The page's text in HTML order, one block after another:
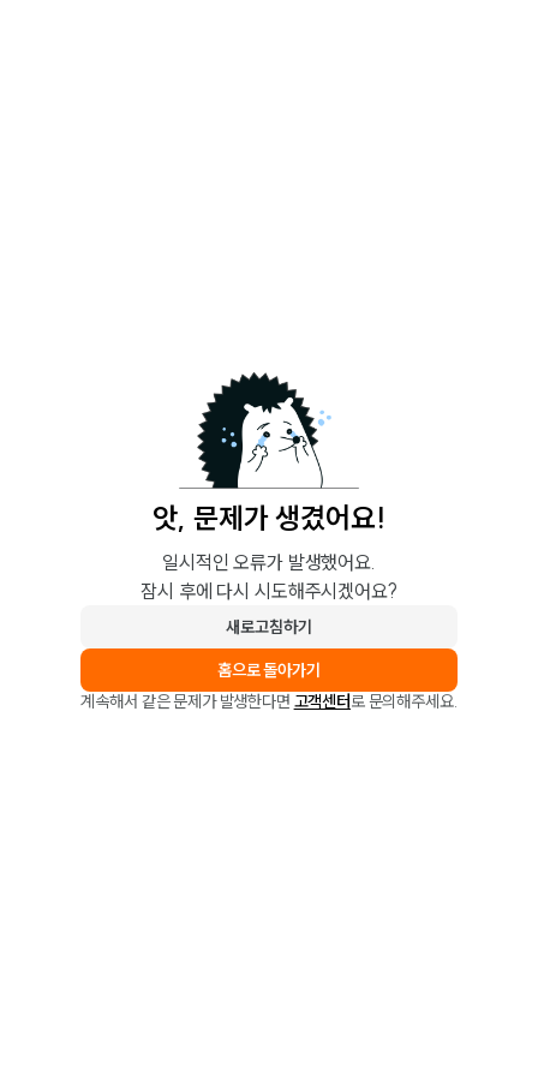
앗, 문제가 생겼어요!
일시적인 오류가 발생했어요.
잠시 후에 다시 시도해주시겠어요?
새로고침하기
홈으로 돌아가기
계속해서 같은 문제가 발생한다면 고객센터로 문의해주세요.